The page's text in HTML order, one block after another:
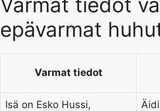
epävarmat
Varmat tiedot
Isä on Esko Hussi,